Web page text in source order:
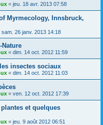
« jeu. 18 avr. 2013 07:58
Myrmecology, Innsbruck,
sam. 26 janv. 2013 14:18
Nature
« dim. 14 oct. 2012 11:59
insectes sociaux
« dim. 14 oct. 2012 11:03
« ven. 12 oct. 2012 17:39
et quelques
« jeu. 9 août 2012 06:51